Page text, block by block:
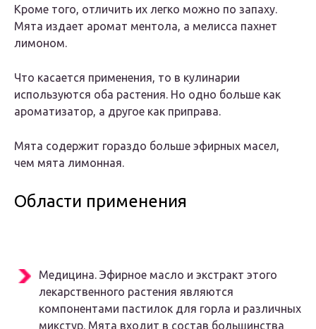
Кроме того, отличить их легко можно по запаху.
Мята издает аромат ментола, а мелисса пахнет
лимоном.
Что касается применения, то в кулинарии
используются оба растения. Но одно больше как
ароматизатор, а другое как приправа.
Мята содержит гораздо больше эфирных масел,
чем мята лимонная.
Области применения
Медицина. Эфирное масло и экстракт этого
лекарственного растения являются
компонентами пастилок для горла и различных
микстур. Мята входит в состав большинства